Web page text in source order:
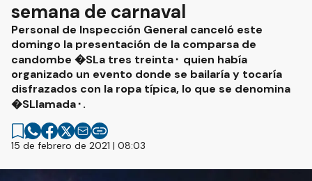
semana de carnaval
Personal de Inspección General canceló este
domingo la presentación de la comparsa de
candombe �SLa tres treinta⬝ quien había
organizado un evento donde se bailaría y tocaría
disfrazados con la ropa típica, lo que se denomina
�SLlamada⬝.
15 de febrero de 2021 | 08:03